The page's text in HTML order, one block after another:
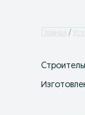
Главная